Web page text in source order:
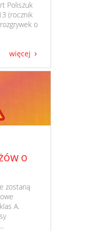
Poliszuk
(rocznik
o
więcej
o
zostaną
A.